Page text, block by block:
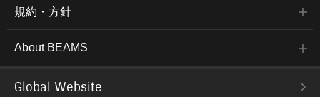
規約・方針
About BEAMS
Global Website